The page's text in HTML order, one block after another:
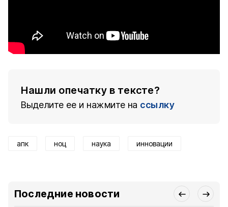
Нашли опечатку в тексте?
Выделите ее и нажмите на ссылку
апк ноц наука инновации
Последние новости